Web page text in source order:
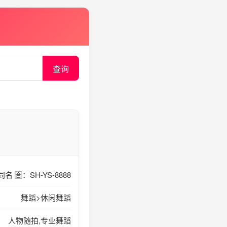
查询
名 🈴️：SH-YS-8888
舞蹈>休闲舞蹈
人物随拍,专业舞蹈